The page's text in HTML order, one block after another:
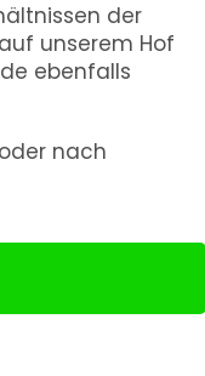
der
unserem Hof
ebenfalls
nach